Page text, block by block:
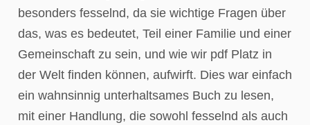
besonders fesselnd, da sie wichtige Fragen über
das, was es bedeutet, Teil einer Familie und einer
Gemeinschaft zu sein, und wie wir pdf Platz in
der Welt finden können, aufwirft. Dies war einfach
ein wahnsinnig unterhaltsames Buch zu lesen,
mit einer Handlung, die sowohl fesselnd als auch